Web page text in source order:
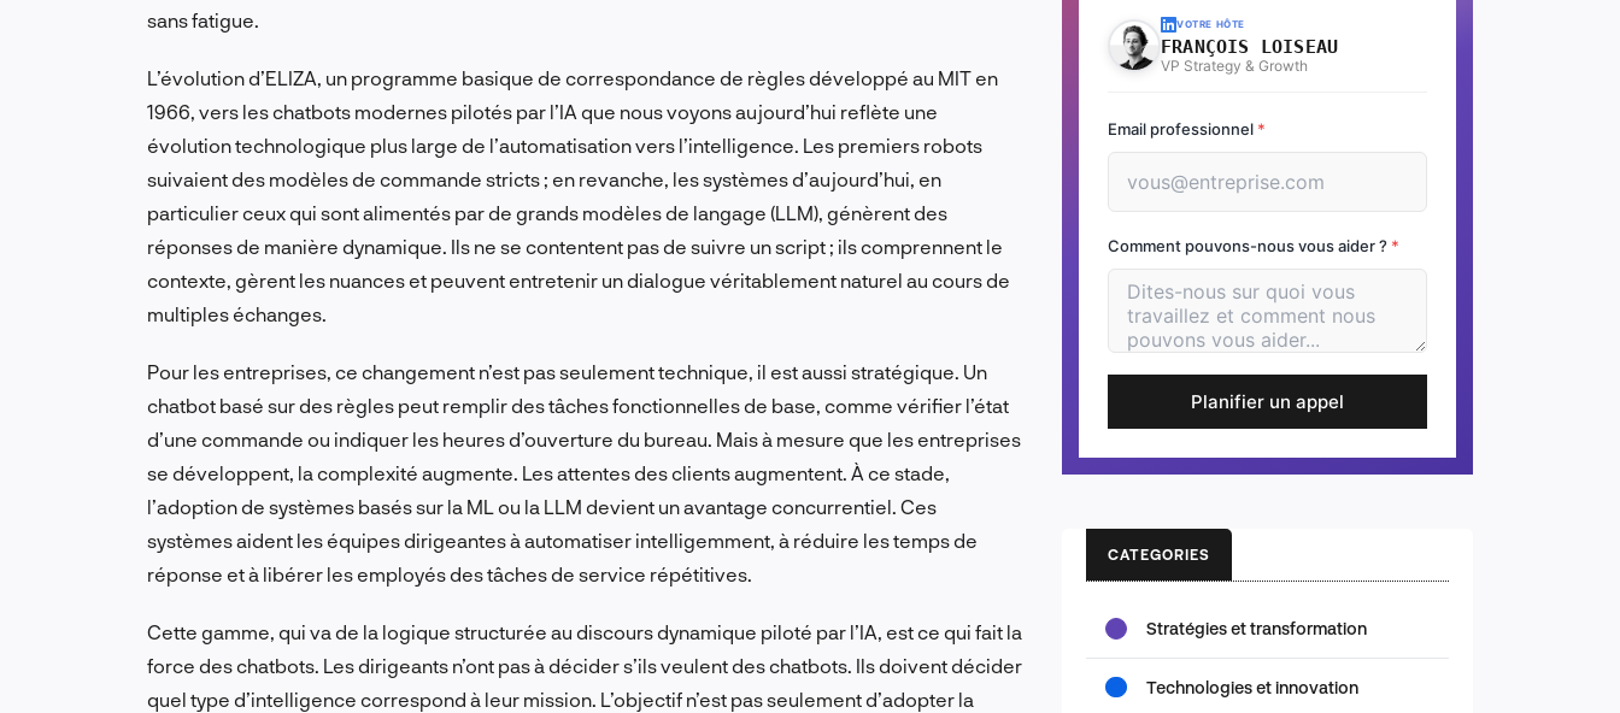
sans fatigue.
L’évolution d’ELIZA, un programme basique de correspondance de règles développé au MIT en
1966, vers les chatbots modernes pilotés par l’IA que nous voyons aujourd’hui reflète une
évolution technologique plus large de l’automatisation vers l’intelligence. Les premiers robots
suivaient des modèles de commande stricts ; en revanche, les systèmes d’aujourd’hui, en
particulier ceux qui sont alimentés par de grands modèles de langage (LLM), génèrent des
réponses de manière dynamique. Ils ne se contentent pas de suivre un script ; ils comprennent le
contexte, gèrent les nuances et peuvent entretenir un dialogue véritablement naturel au cours de
multiples échanges.
Pour les entreprises, ce changement n’est pas seulement technique, il est aussi stratégique. Un
chatbot basé sur des règles peut remplir des tâches fonctionnelles de base, comme vérifier l’état
d’une commande ou indiquer les heures d’ouverture du bureau. Mais à mesure que les entreprises
se développent, la complexité augmente. Les attentes des clients augmentent. À ce stade,
l’adoption de systèmes basés sur la ML ou la LLM devient un avantage concurrentiel. Ces
systèmes aident les équipes dirigeantes à automatiser intelligemment, à réduire les temps de
réponse et à libérer les employés des tâches de service répétitives.
Cette gamme, qui va de la logique structurée au discours dynamique piloté par l’IA, est ce qui fait la
force des chatbots. Les dirigeants n’ont pas à décider s’ils veulent des chatbots. Ils doivent décider
quel type d’intelligence correspond à leur mission. L’objectif n’est pas seulement d’adopter la
VOTRE HÔTE
FRANÇOIS LOISEAU
VP Strategy & Growth
Email professionnel *
Comment pouvons-nous vous aider ? *
Planifier un appel
CATEGORIES
Stratégies et transformation
Technologies et innovation